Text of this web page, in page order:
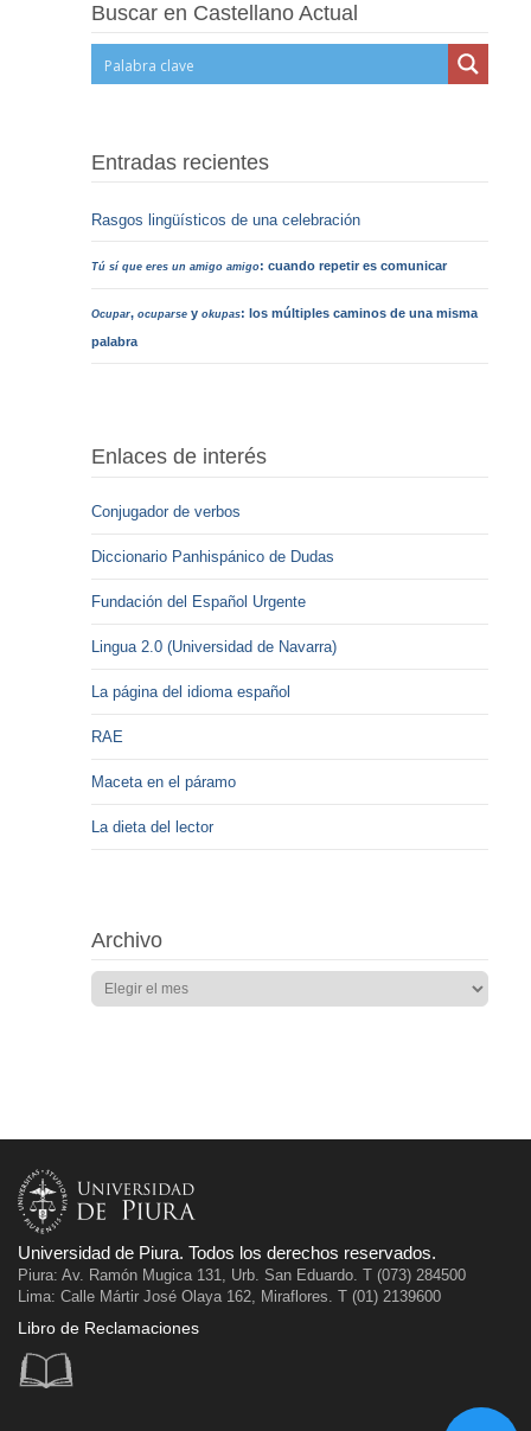
Buscar en Castellano Actual
Entradas recientes
Rasgos lingüísticos de una celebración
Tú sí que eres un amigo amigo: cuando repetir es comunicar
Ocupar,ocuparse yokupas: los múltiples caminos de una misma
palabra
Enlaces de interés
Conjugador de verbos
Diccionario Panhispánico de Dudas
Fundación del Español Urgente
Lingua 2.0 (Universidad de Navarra)
La página del idioma español
RAE
Maceta en el páramo
La dieta del lector
Archivo
Universidad de Piura. Todos los derechos reservados.
Piura: Av. Ramón Mugica 131, Urb. San Eduardo. T (073) 284500
Lima: Calle Mártir José Olaya 162, Miraflores. T (01) 2139600
Libro de Reclamaciones